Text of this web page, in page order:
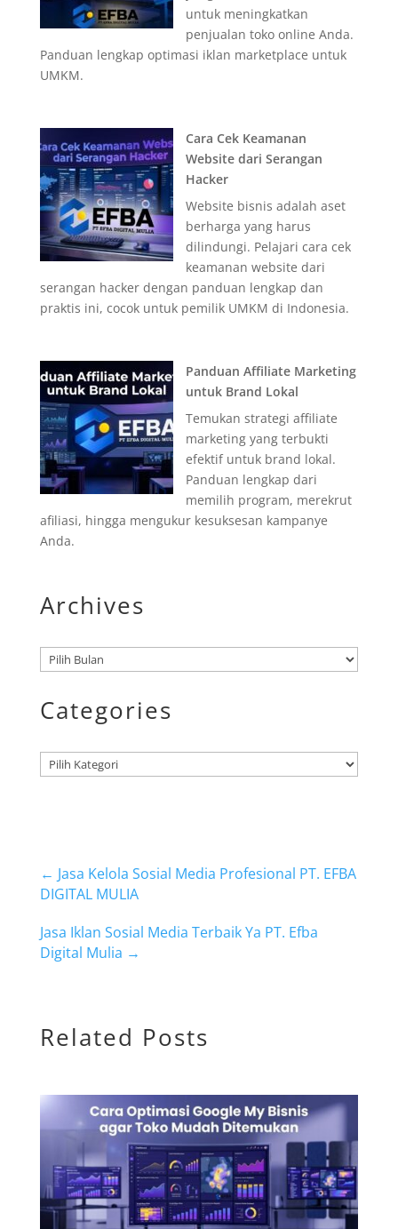
untuk meningkatkan
penjualan toko online Anda.
Panduan lengkap optimasi iklan marketplace untuk
UMKM.
Cara Cek Keamanan
Website dari Serangan
Hacker
Website bisnis adalah aset
berharga yang harus
dilindungi. Pelajari cara cek
keamanan website dari
serangan hacker dengan panduan lengkap dan
praktis ini, cocok untuk pemilik UMKM di Indonesia.
Panduan Affiliate Marketing
untuk Brand Lokal
Temukan strategi affiliate
marketing yang terbukti
efektif untuk brand lokal.
Panduan lengkap dari
memilih program, merekrut
afiliasi, hingga mengukur kesuksesan kampanye
Anda.
Archives
Arsip
Categories
Kategori
← Jasa Kelola Sosial Media Profesional PT. EFBA
DIGITAL MULIA
Jasa Iklan Sosial Media Terbaik Ya PT. Efba
Digital Mulia →
Related Posts